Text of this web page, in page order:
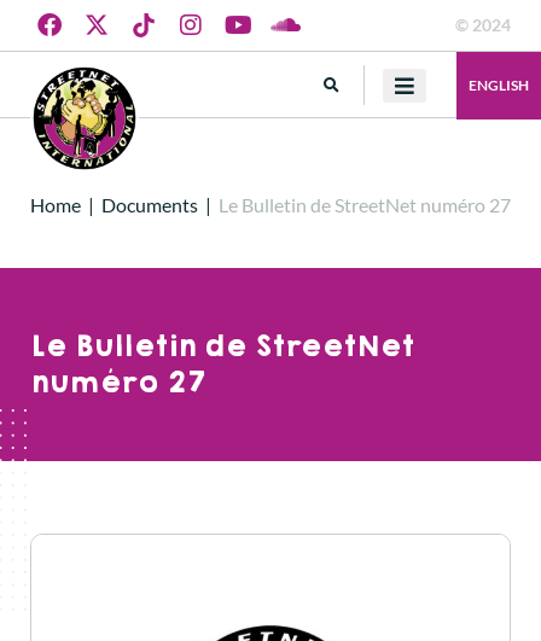
© 2024
ENGLISH
Home | Documents | Le Bulletin de StreetNet numéro 27
Le Bulletin de StreetNet
numéro 27